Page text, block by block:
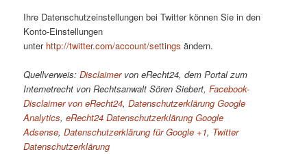
Ihre Datenschutzeinstellungen bei Twitter können Sie in den
Konto-Einstellungen
unter http://twitter.com/account/settings ändern.
Quellverweis:Disclaimervon eRecht24, dem Portal zum
Internetrecht von Rechtsanwalt Sören Siebert,Facebook-
Disclaimer von eRecht24,Datenschutzerklärung Google
Analytics,eRecht24 Datenschutzerklärung Google
Adsense,Datenschutzerklärung für Google +1, Twitter
Datenschutzerklärung